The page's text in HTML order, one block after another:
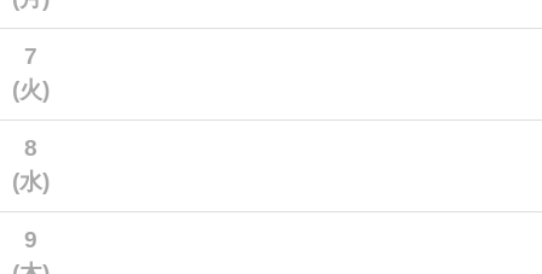
7
(火)
8
(水)
9